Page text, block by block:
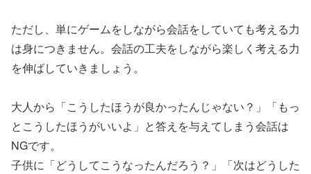
ただし、単にゲームをしながら会話をしていても考える力
は身につきません。会話の工夫をしながら楽しく考える力
を伸ばしていきましょう。
大人から「こうしたほうが良かったんじゃない？」「もっ
とこうしたほうがいいよ」と答えを与えてしまう会話は
NGです。
子供に「どうしてこうなったんだろう？」「次はどうした